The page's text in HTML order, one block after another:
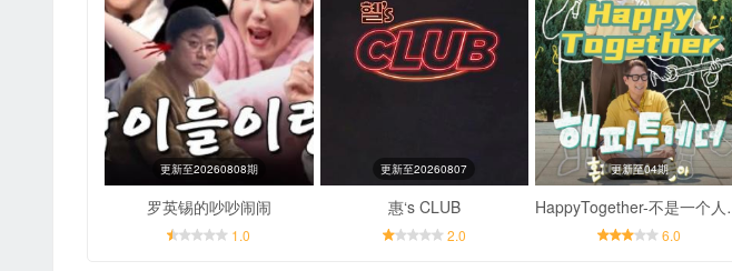
更新至20260808期
罗英锡的吵吵闹闹
1.0
更新至20260807
惠‘s CLUB
2.0
更新至04期
6.0